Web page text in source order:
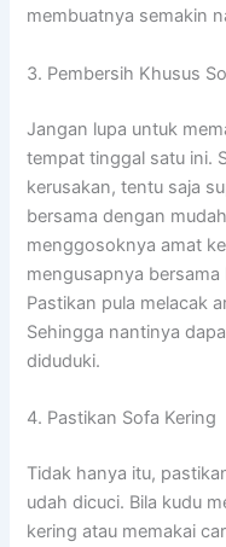
membuatnya semakin
3. Pembersih Khusus
Jangan lupa untuk
tempat tinggal satu ini.
kerusakan, tentu saja
bersama dengan
menggosoknya amat
mengusapnya
Pastikan pula melacak
Sehingga nantinya
diduduki.
4. Pastikan Sofa Kering
Tidak hanya itu,
udah dicuci. Bila kudu
kering atau memakai